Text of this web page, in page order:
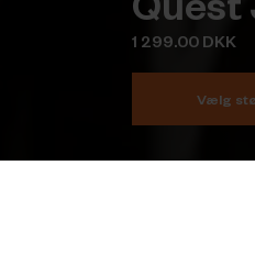
1 299.00 DKK
Vælg